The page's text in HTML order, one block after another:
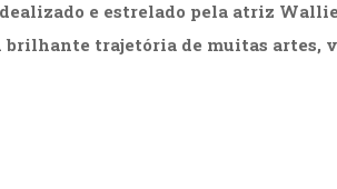
e estrelado pela atriz
trajetória de muitas artes,